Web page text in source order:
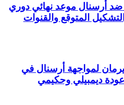
أرسنال موعد نهائي دوري
أوروبا 2026 والتشكيل المتوقع والقنوات
لمواجهة أرسنال في
ديمبيلي وحكيمي